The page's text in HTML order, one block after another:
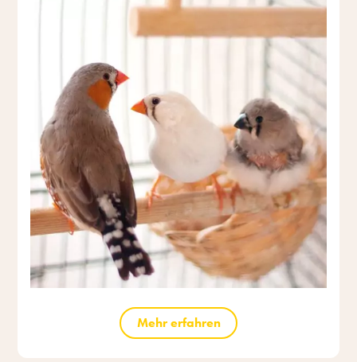
Mehr erfahren